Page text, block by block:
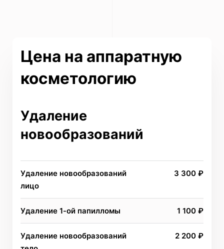
Цена на аппаратную
косметологию
Удаление
новообразований
Удаление новообразований
лицо
3 300 ₽
Удаление 1-ой папилломы 1 100 ₽
Удаление новообразований
2 200 ₽